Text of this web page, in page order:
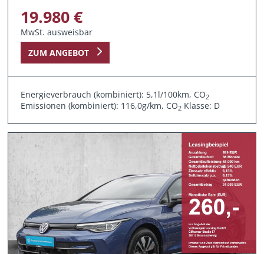
19.980 €
MwSt. ausweisbar
ZUM ANGEBOT
Energieverbrauch (kombiniert): 5,1l/100km, CO2
Emissionen (kombiniert): 116,0g/km, CO2 Klasse: D